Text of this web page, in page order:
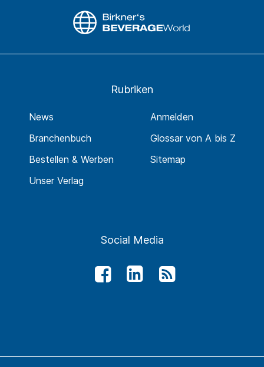
Rubriken
News
Branchenbuch
Bestellen & Werben
Unser Verlag
Anmelden
Glossar von A bis Z
Sitemap
Social Media